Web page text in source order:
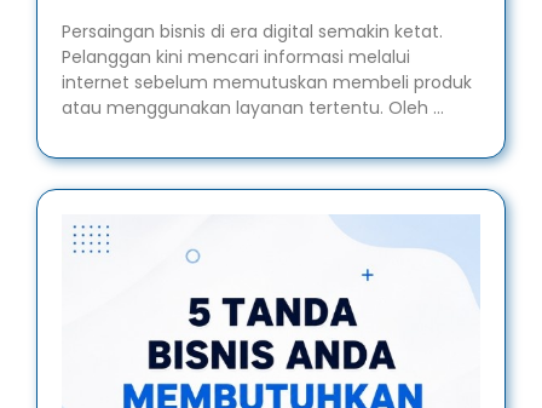
Persaingan bisnis di era digital semakin ketat.
Pelanggan kini mencari informasi melalui
internet sebelum memutuskan membeli produk
atau menggunakan layanan tertentu. Oleh …